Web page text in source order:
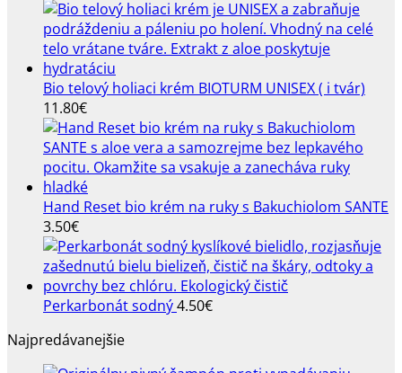
Bio telový holiaci krém BIOTURM UNISEX ( i tvár)
11.80€
Hand Reset bio krém na ruky s Bakuchiolom SANTE
3.50€
Perkarbonát sodný4.50€
Najpredávanejšie